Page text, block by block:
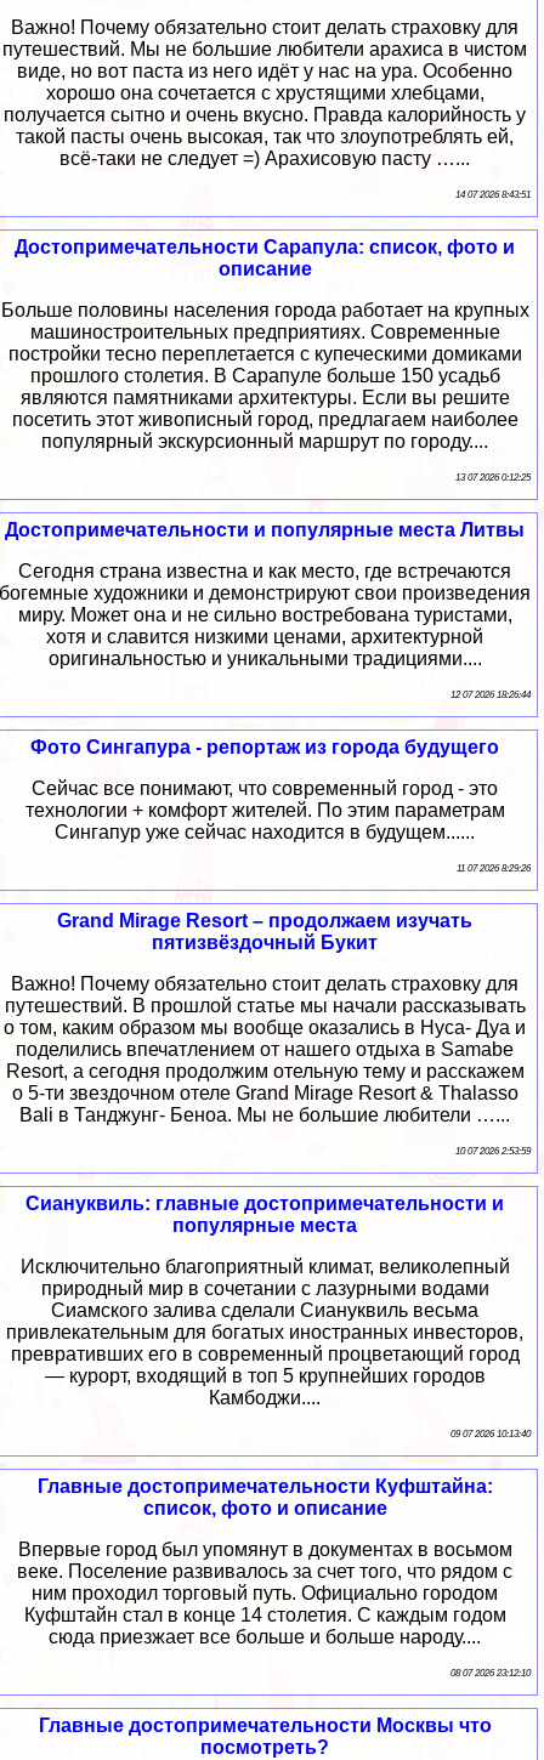
Важно! Почему обязательно стоит делать страховку для
путешествий. Мы не большие любители арахиса в чистом
виде, но вот паста из него идёт у нас на ура. Особенно
хорошо она сочетается с хрустящими хлебцами,
получается сытно и очень вкусно. Правда калорийность у
такой пасты очень высокая, так что злоупотреблять ей,
всё-таки не следует =) Арахисовую пасту …...
14 07 2026 8:43:51
Достопримечательности Сарапула: список, фото и
описание
Больше половины населения города работает на крупных
машиностроительных предприятиях. Современные
постройки тесно переплетается с купеческими домиками
прошлого столетия. В Сарапуле больше 150 усадьб
являются памятниками архитектуры. Если вы решите
посетить этот живописный город, предлагаем наиболее
популярный экскурсионный маршрут по городу....
13 07 2026 0:12:25
Достопримечательности и популярные места Литвы
Сегодня страна известна и как место, где встречаются
богемные художники и демонстрируют свои произведения
миру. Может она и не сильно востребована туристами,
хотя и славится низкими ценами, архитектурной
оригинальностью и уникальными традициями....
12 07 2026 18:26:44
Фото Сингапура - репортаж из города будущего
Сейчас все понимают, что современный город - это
технологии + комфорт жителей. По этим параметрам
Сингапур уже сейчас находится в будущем......
11 07 2026 8:29:26
Grand Mirage Resort – продолжаем изучать
пятизвёздочный Букит
Важно! Почему обязательно стоит делать страховку для
путешествий. В прошлой статье мы начали рассказывать
о том, каким образом мы вообще оказались в Нуса- Дуа и
поделились впечатлением от нашего отдыха в Samabe
Resort, а сегодня продолжим отельную тему и расскажем
о 5-ти звездочном отеле Grand Mirage Resort & Thalasso
Bali в Танджунг- Беноа. Мы не большие любители …...
10 07 2026 2:53:59
Сиануквиль: главные достопримечательности и
популярные места
Исключительно благоприятный климат, великолепный
природный мир в сочетании с лазурными водами
Сиамского залива сделали Сиануквиль весьма
привлекательным для богатых иностранных инвесторов,
превративших его в современный процветающий город
— курорт, входящий в топ 5 крупнейших городов
Камбоджи....
09 07 2026 10:13:40
Главные достопримечательности Куфштайна:
список, фото и описание
Впервые город был упомянут в документах в восьмом
веке. Поселение развивалось за счет того, что рядом с
ним проходил торговый путь. Официально городом
Куфштайн стал в конце 14 столетия. С каждым годом
сюда приезжает все больше и больше народу....
08 07 2026 23:12:10
Главные достопримечательности Москвы что
посмотреть?